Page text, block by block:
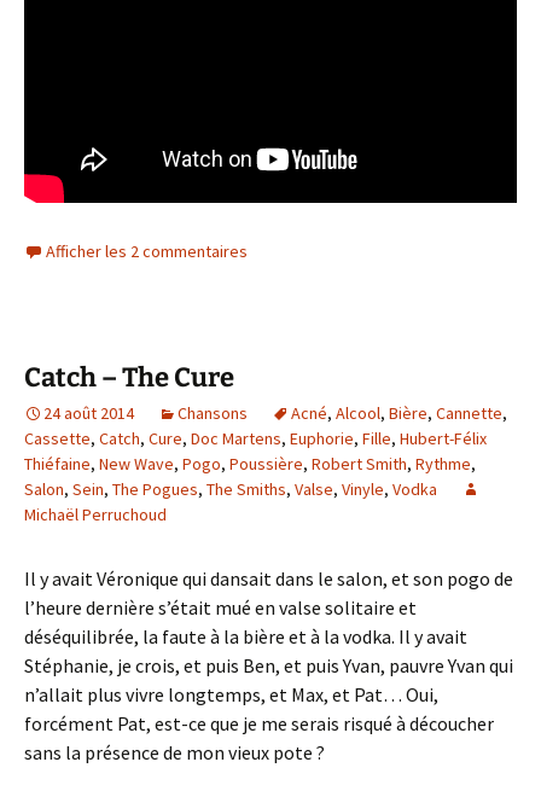
Afficher les 2 commentaires
Catch – The Cure
24 août 2014 Chansons Acné, Alcool, Bière, Cannette,
Cassette, Catch, Cure, Doc Martens, Euphorie, Fille, Hubert-Félix
Thiéfaine, New Wave, Pogo, Poussière, Robert Smith, Rythme,
Salon, Sein, The Pogues, The Smiths, Valse, Vinyle, Vodka
Michaël Perruchoud
Il y avait Véronique qui dansait dans le salon, et son pogo de
l’heure dernière s’était mué en valse solitaire et
déséquilibrée, la faute à la bière et à la vodka. Il y avait
Stéphanie, je crois, et puis Ben, et puis Yvan, pauvre Yvan qui
n’allait plus vivre longtemps, et Max, et Pat… Oui,
forcément Pat, est-ce que je me serais risqué à découcher
sans la présence de mon vieux pote ?